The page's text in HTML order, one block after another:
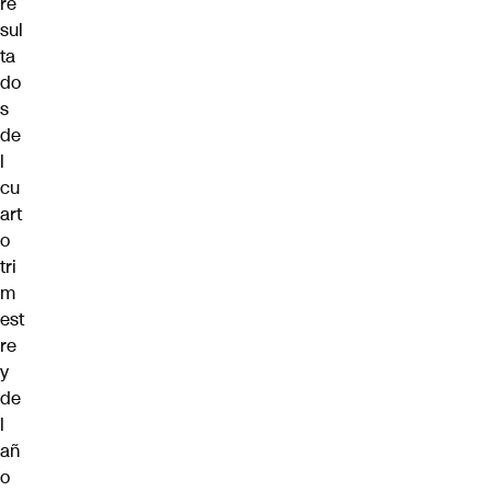
sul
ta
do
s
de
l
cu
art
o
tri
m
est
re
y
de
l
añ
o